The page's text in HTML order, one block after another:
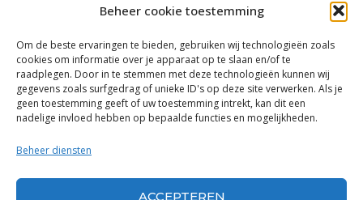
Beheer cookie toestemming
Om de beste ervaringen te bieden, gebruiken wij technologieën zoals
cookies om informatie over je apparaat op te slaan en/of te
raadplegen. Door in te stemmen met deze technologieën kunnen wij
gegevens zoals surfgedrag of unieke ID's op deze site verwerken. Als je
geen toestemming geeft of uw toestemming intrekt, kan dit een
nadelige invloed hebben op bepaalde functies en mogelijkheden.
Beheer diensten
ACCEPTEREN
“Voor de mooiste Blues, Rock, Roots &
Americana”
Copyright 2019 – 2026 Bluestown Music – All